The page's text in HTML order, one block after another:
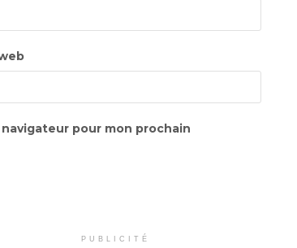
pour mon prochain
PUBLICITÉ